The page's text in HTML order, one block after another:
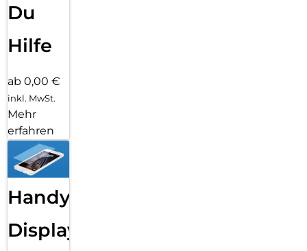
Du
Hilfe
ab 0,00 €
inkl. MwSt.
Mehr
erfahren
Handy
Displayfolie